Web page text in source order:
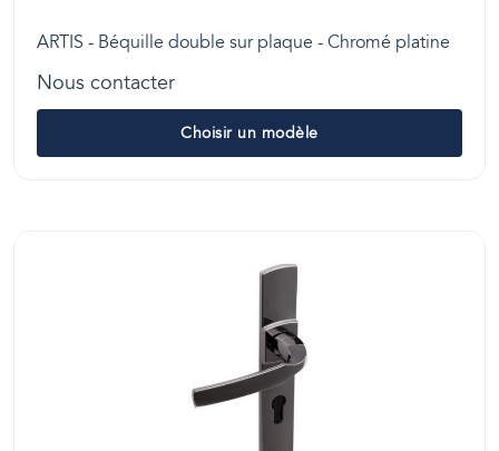
ARTIS - Béquille double sur plaque - Chromé platine
Nous contacter
Choisir un modèle